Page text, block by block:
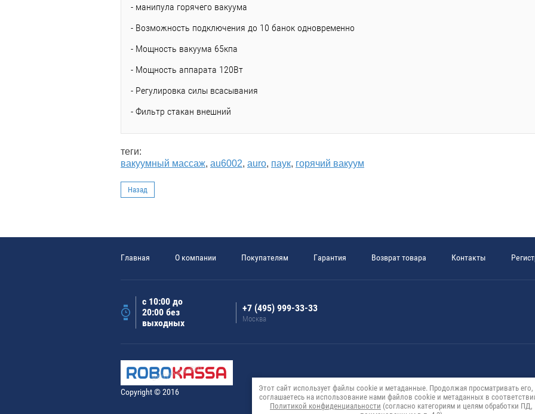
- манипула горячего вакуума
- Возможность подключения до 10 банок одновременно
- Мощность вакуума 65кпа
- Мощность аппарата 120Вт
- Регулировка силы всасывания
- Фильтр стакан внешний
теги:
вакуумный массаж, au6002, auro, паук, горячий вакуум
Назад
Главная О компании Покупателям Гарантия Возврат товара Контакты
с 10:00 до
20:00 без
выходных
+7 (495) 999-33-33
Москва
Copyright © 2016
Этот сайт использует файлы cookie и метаданные. Продолжая просматривать
соглашаетесь на использование нами файлов cookie и метаданных в
Политикой конфиденциальности (согласно категориям и целям обработки ПД,